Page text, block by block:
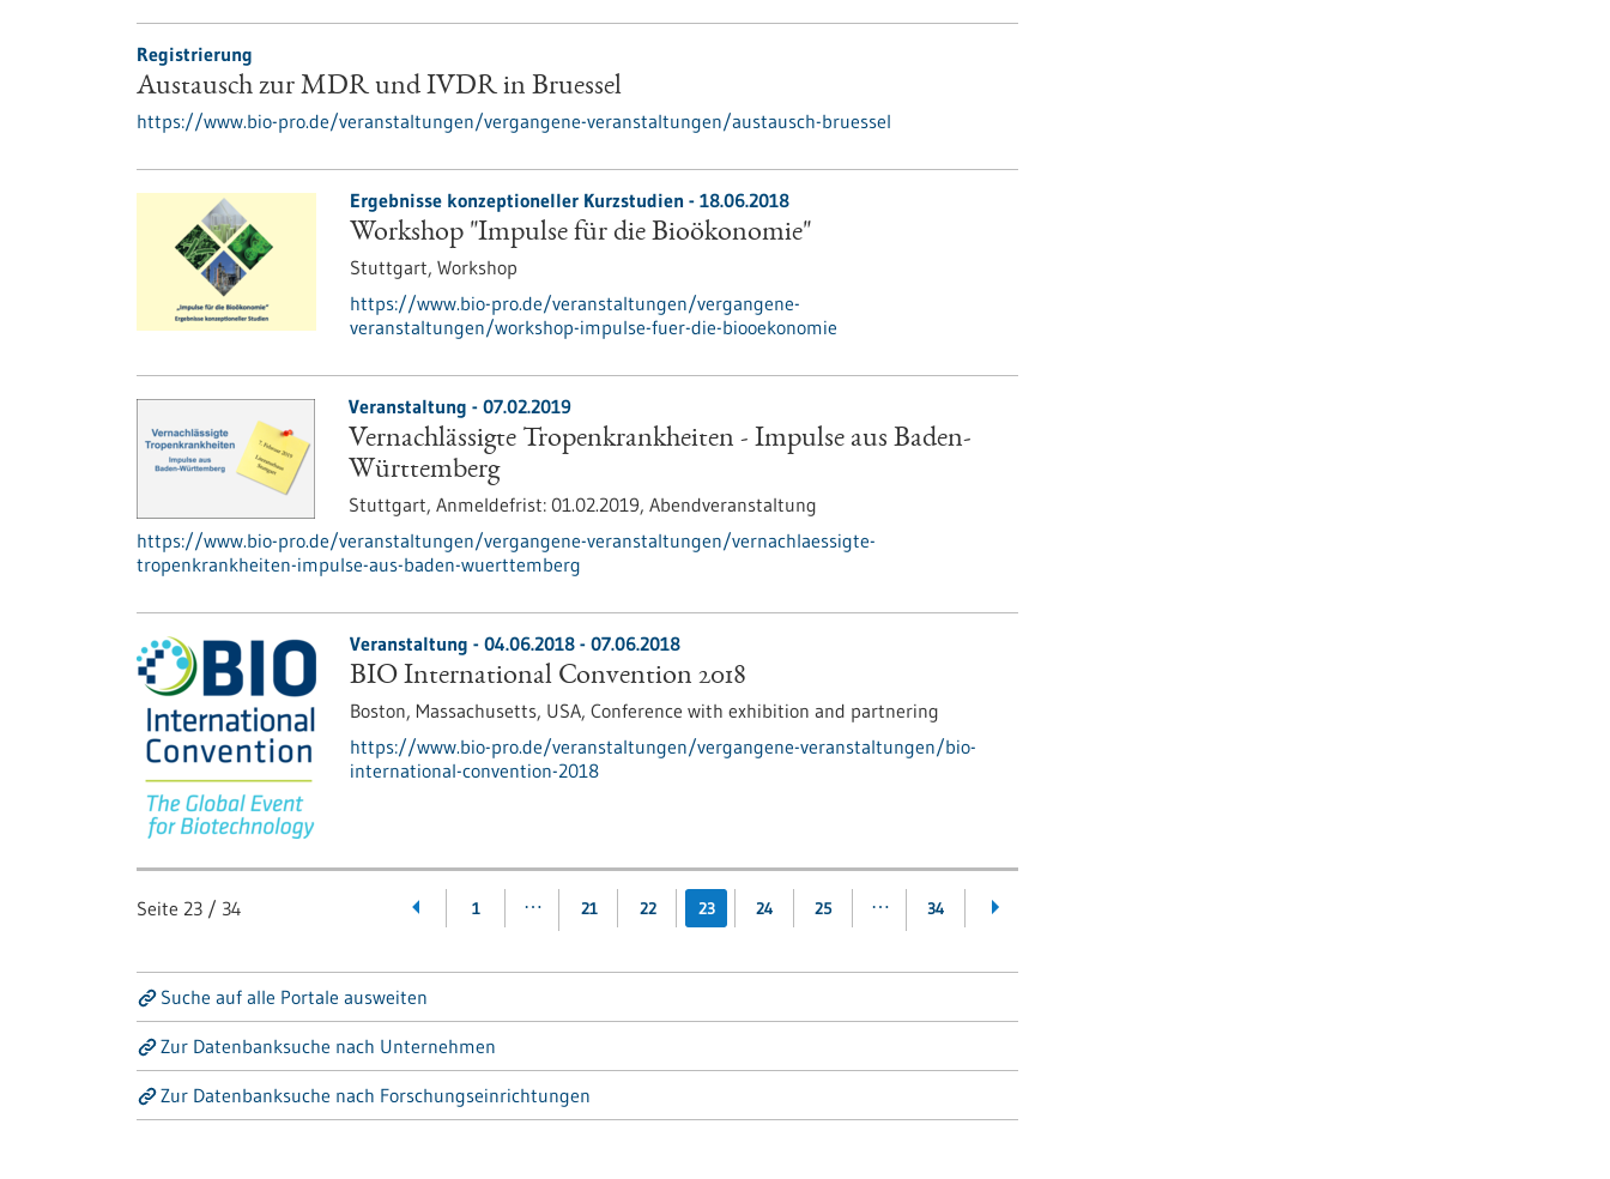
Registrierung
Austausch zur MDR und IVDR in Bruessel
https://www.bio-pro.de/veranstaltungen/vergangene-veranstaltungen/austausch-bruessel
Ergebnisse konzeptioneller Kurzstudien - 18.06.2018
Workshop "Impulse für die Bioökonomie"
Stuttgart, Workshop
https://www.bio-pro.de/veranstaltungen/vergangene-
veranstaltungen/workshop-impulse-fuer-die-biooekonomie
Veranstaltung - 07.02.2019
Vernachlässigte Tropenkrankheiten - Impulse aus Baden-
Württemberg
Stuttgart, Anmeldefrist: 01.02.2019, Abendveranstaltung
https://www.bio-pro.de/veranstaltungen/vergangene-veranstaltungen/vernachlaessigte-
tropenkrankheiten-impulse-aus-baden-wuerttemberg
Veranstaltung - 04.06.2018- 07.06.2018
BIO International Convention 2018
Boston, Massachusetts, USA, Conference with exhibition and partnering
https://www.bio-pro.de/veranstaltungen/vergangene-veranstaltungen/bio-
international-convention-2018
Seite 23 / 34 1 … 21 22 23 24 25 … 34
Suche auf alle Portale ausweiten
Zur Datenbanksuche nach Unternehmen
Zur Datenbanksuche nach Forschungseinrichtungen